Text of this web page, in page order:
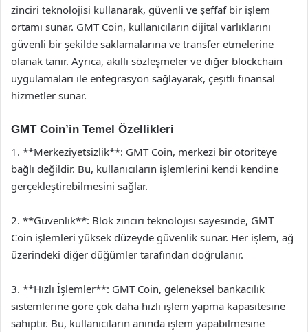
zinciri teknolojisi kullanarak, güvenli ve şeffaf bir işlem
ortamı sunar. GMT Coin, kullanıcıların dijital varlıklarını
güvenli bir şekilde saklamalarına ve transfer etmelerine
olanak tanır. Ayrıca, akıllı sözleşmeler ve diğer blockchain
uygulamaları ile entegrasyon sağlayarak, çeşitli finansal
hizmetler sunar.
GMT Coin’in Temel Özellikleri
1. **Merkeziyetsizlik**: GMT Coin, merkezi bir otoriteye
bağlı değildir. Bu, kullanıcıların işlemlerini kendi kendine
gerçekleştirebilmesini sağlar.
2. **Güvenlik**: Blok zinciri teknolojisi sayesinde, GMT
Coin işlemleri yüksek düzeyde güvenlik sunar. Her işlem, ağ
üzerindeki diğer düğümler tarafından doğrulanır.
3. **Hızlı İşlemler**: GMT Coin, geleneksel bankacılık
sistemlerine göre çok daha hızlı işlem yapma kapasitesine
sahiptir. Bu, kullanıcıların anında işlem yapabilmesine